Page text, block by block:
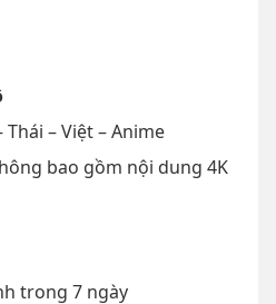
– Việt – Anime
bao gồm nội dung 4K
trong 7 ngày